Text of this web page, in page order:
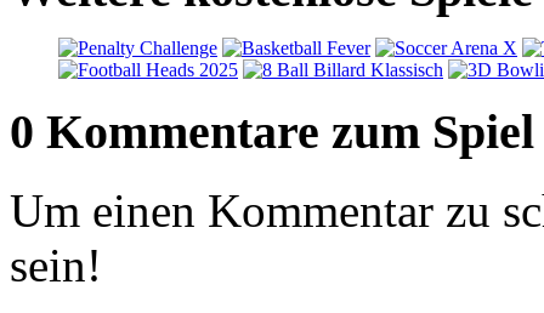
0 Kommentare zum Spiel
Um einen Kommentar zu
sein!